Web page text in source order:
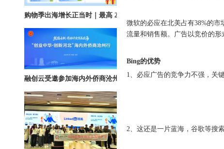
融创云受邀参加海内外侨商沧州行 • 丝路云帆，侨助冀货出海
微软的必应在北美占有38%的
流量和销售额。广告以竞价的形
Bing的优势
1、必应广告的竞争力不强，关
2、这还是一片蓝海，谷歌等搜